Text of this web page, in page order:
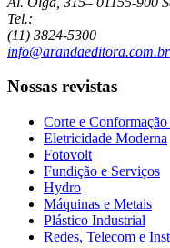
Tel.:
(11) 3824-5300
info@arandaeditora.com.br
Nossas revistas
Corte e
Eletricidade Moderna
Fotovolt
Fundição e Serviços
Hydro
Máquinas e Metais
Plástico Industrial
Redes, Telecom e